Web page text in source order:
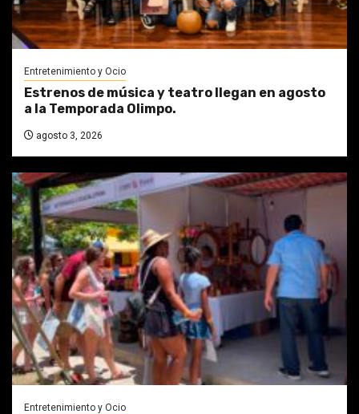
Entretenimiento y Ocio
Estrenos de música y teatro llegan en agosto
a la Temporada Olimpo.
agosto 3, 2026
Entretenimiento y Ocio